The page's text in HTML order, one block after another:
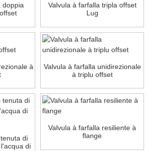
doppia
Valvula à farfalla tripla offset
Lug
à
Valvula à farfalla unidirezionale
à triplu offset
di
di
Valvula à farfalla resiliente à
flange